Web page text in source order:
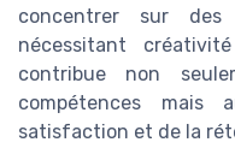
concentrer sur
nécessitant
contribue non
compétences mais
satisfaction et de la